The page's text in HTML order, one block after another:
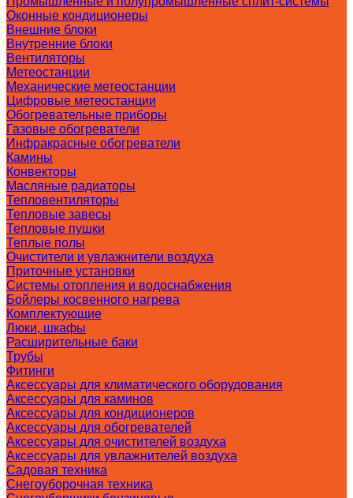
Оконные кондиционеры
Внешние блоки
Внутренние блоки
Вентиляторы
Метеостанции
Механические метеостанции
Цифровые метеостанции
Обогревательные приборы
Газовые обогреватели
Инфракрасные обогреватели
Камины
Конвекторы
Масляные радиаторы
Тепловентиляторы
Тепловые завесы
Тепловые пушки
Теплые полы
Очистители и увлажнители воздуха
Приточные установки
Системы отопления и водоснабжения
Бойлеры косвенного нагрева
Комплектующие
Люки, шкафы
Расширительные баки
Трубы
Фитинги
Аксессуары для климатического оборудования
Аксессуары для каминов
Аксессуары для кондиционеров
Аксессуары для обогревателей
Аксессуары для очистителей воздуха
Аксессуары для увлажнителей воздуха
Садовая техника
Снегоуборочная техника